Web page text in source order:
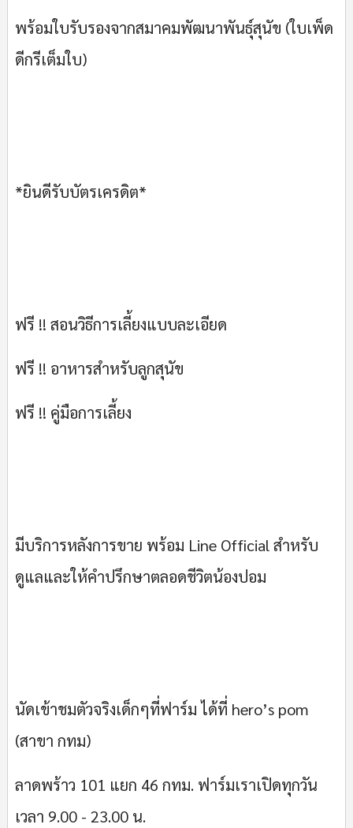
พร้อมใบรับรองจากสมาคมพัฒนาพันธุ์สุนัข (ใบเพ็ด
ดีกรีเต็มใบ)
*ยินดีรับบัตรเครดิต*
ฟรี !! สอนวิธีการเลี้ยงแบบละเอียด
ฟรี !! อาหารสำหรับลูกสุนัข
ฟรี !! คู่มือการเลี้ยง
มีบริการหลังการขาย พร้อม Line Official สำหรับ
ดูแลและให้คำปรึกษาตลอดชีวิตน้องปอม
นัดเข้าชมตัวจริงเด็กๆที่ฟาร์ม ได้ที่ hero’s pom
(สาขา กทม)
ลาดพร้าว 101 แยก 46 กทม. ฟาร์มเราเปิดทุกวัน
เวลา 9.00 - 23.00 น.